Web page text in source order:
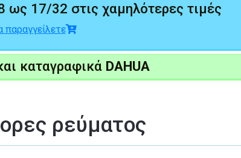
ως 17/32 στις χαμηλότερες τιμές
παραγγείλετε
καταγραφικά DAHUA
ρεύματος